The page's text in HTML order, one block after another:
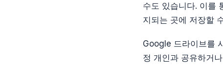
수도 있습니다. 이를
지되는 곳에 저장할
Google 드라이브를
정 개인과 공유하거